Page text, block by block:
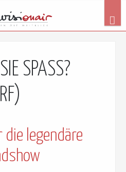
SPASS?
die legendäre